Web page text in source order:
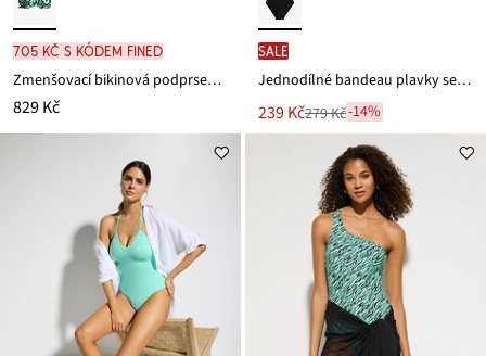
705 Kč s kódem FINED
Zmenšovací bikinová podprsenka s polstrovanými ramínky
829 Kč
SALE
Jednodílné bandeau plavky se zavazováním na šíji
Nová
cena
239 Kč
Zlevněno279 Kč-14%